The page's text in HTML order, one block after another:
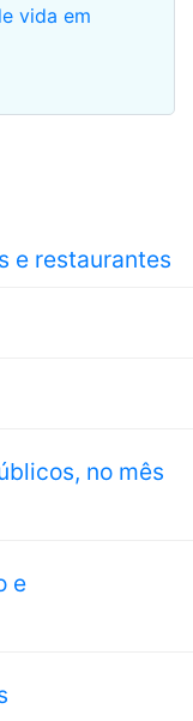
e restaurantes
no mês
e
vida em